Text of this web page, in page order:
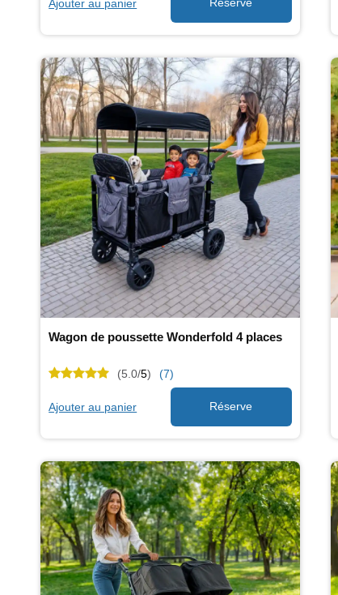
Ajouter au panier
Wagon de poussette Wonderfold 4 places
(5.0/5) (7)
Ajouter au panier